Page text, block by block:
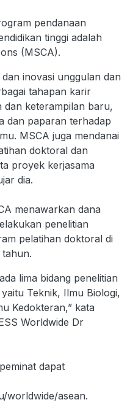
pendanaan
tinggi adalah
(MSCA).
inovasi unggulan dan
tahapan karir
dan keterampilan baru,
dan paparan terhadap
MSCA juga mendanai
doktoral dan
proyek kerjasama
dia.
menawarkan dana
penelitian
pelatihan doktoral di
lima bidang penelitian
Teknik, Ilmu Biologi,
Kedokteran,” kata
Worldwide Dr
dapat
worldwide/asean.